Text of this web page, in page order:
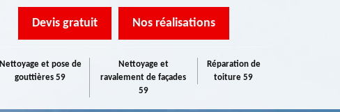
Devis gratuit Nos réalisations
Nettoyage et pose de
gouttières 59
Nettoyage et
ravalement de façades
59
Réparation de
toiture 59